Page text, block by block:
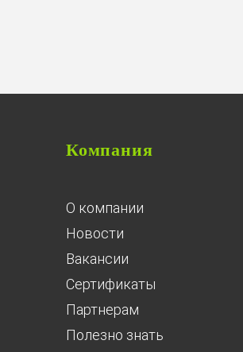
Компания
О компании
Новости
Вакансии
Сертификаты
Партнерам
Полезно знать